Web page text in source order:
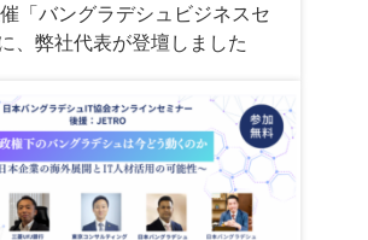
「バングラデシュビジネスセ
、弊社代表が登壇しました